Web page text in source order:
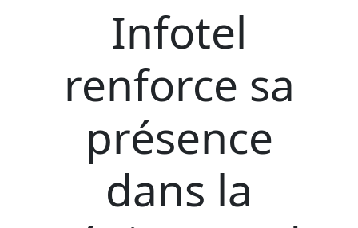
Infotel
renforce sa
présence
dans la